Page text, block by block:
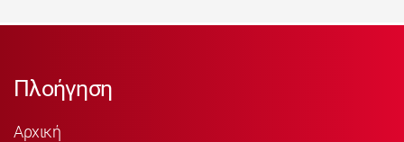
Πλοήγηση
Αρχική